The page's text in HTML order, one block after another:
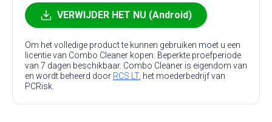
VERWIJDER HET NU (Android)
Om het volledige product te kunnen gebruiken moet u een
licentie van Combo Cleaner kopen. Beperkte proefperiode
van 7 dagen beschikbaar. Combo Cleaner is eigendom van
en wordt beheerd door RCS LT, het moederbedrijf van
PCRisk.